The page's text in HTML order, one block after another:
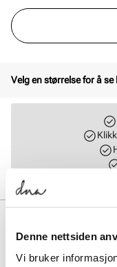
Denne nettsiden
Vi bruker
Velg en størrelse for å
Group. Denne er laget i